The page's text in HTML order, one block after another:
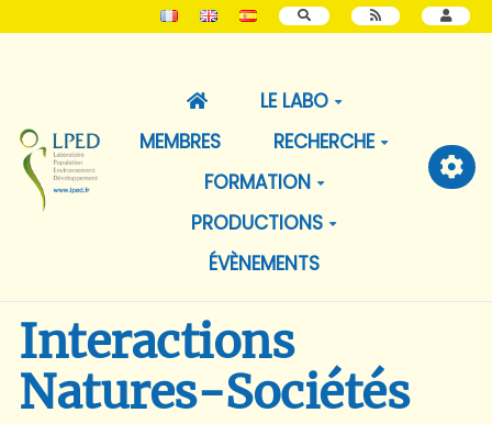
RECHERCHER
LE LABO
MEMBRES
RECHERCHE
FORMATION
PRODUCTIONS
ÉVÈNEMENTS
Interactions
Natures-Sociétés